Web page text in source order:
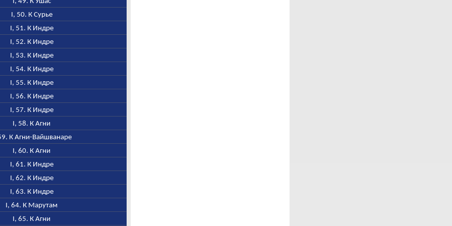
I, 50. К Сурье
I, 51. К Индре
I, 52. К Индре
I, 53. К Индре
I, 54. К Индре
I, 55. К Индре
I, 56. К Индре
I, 57. К Индре
I, 58. К Агни
К Агни-Вайшванаре
I, 60. К Агни
I, 61. К Индре
I, 62. К Индре
I, 63. К Индре
I, 64. К Марутам
I, 65. К Агни